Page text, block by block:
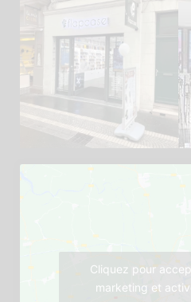
Cliquez pour
marketing et